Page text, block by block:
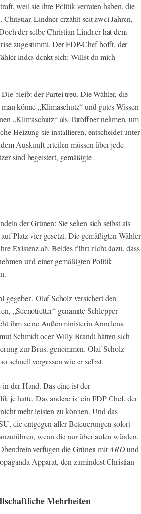
weil sie ihre Politik verraten haben, die
Lindner erzählt seit zwei Jahren,
der selbe Christian Lindner hat dem
zugestimmt. Der FDP-Chef hofft, der
indes denkt sich: Willst du mich
bleibt der Partei treu. Die Wähler, die
könne „Klimaschutz“ und gutes Wissen
„Klimaschutz“ als Türöffner nehmen, um
Heizung sie installieren, entscheidet unter
Auskunft erteilen müssen über jede
sind begeistert, gemäßigte
der Grünen: Sie sehen sich selbst als
Platz vier gesetzt. Die gemäßigten Wähler
Existenz ab. Beides führt nicht dazu, dass
und einer gemäßigten Politik
gegeben. Olaf Scholz versichert den
„Seenotretter“ genannte Schlepper
ihm seine Außenministerin Annalena
Schmidt oder Willy Brandt hätten sich
zur Brust genommen. Olaf Scholz
schnell vergessen wie er selbst.
der Hand. Das eine ist der
je hatte. Das andere ist ein FDP-Chef, der
mehr leisten zu können. Und das
die entgegen aller Beteuerungen sofort
wenn die nur überlaufen würden.
verfügen die Grünen mitARDund
Apparat, den zumindest Christian
Mehrheiten